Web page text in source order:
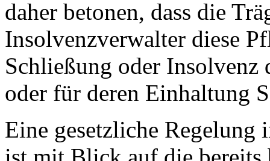
daher betonen, dass die
Insolvenzverwalter diese
Schließung oder Insolvenz
oder für deren Einhaltung
Eine gesetzliche Regelung